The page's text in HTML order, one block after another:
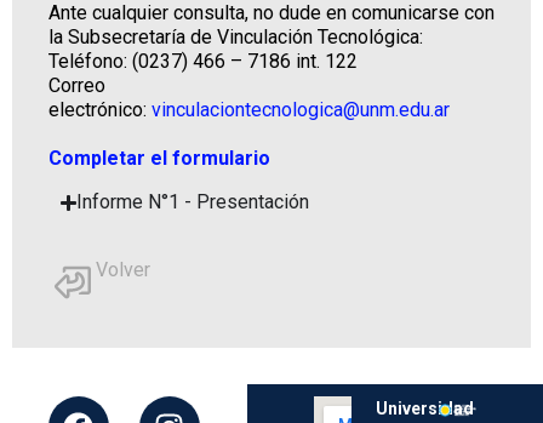
Ante cualquier consulta, no dude en comunicarse con
la Subsecretaría de Vinculación Tecnológica:
Teléfono: (0237) 466 – 7186 int. 122
Correo
electrónico: vinculaciontecnologica@unm.edu.ar
Completar el formulario
Informe N°1 - Presentación
Volver
Universidad